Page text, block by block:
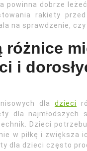
powinna dobrze
rakiety
na sprawdzenie,
różnice
i
dla dzieci
dla najmłodszych
Dzieci
w piłkę i zwiększa
dla dzieci często